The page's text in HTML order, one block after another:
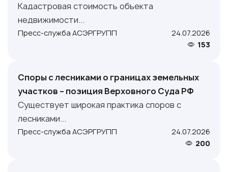
Кадастровая стоимость объекта
недвижимости...
Пресс-служба АСЭРГРУПП
24.07.2026
153
Споры с лесниками о границах земельных
участков – позиция Верховного Суда РФ
Существует широкая практика споров с
лесниками...
Пресс-служба АСЭРГРУПП
24.07.2026
200